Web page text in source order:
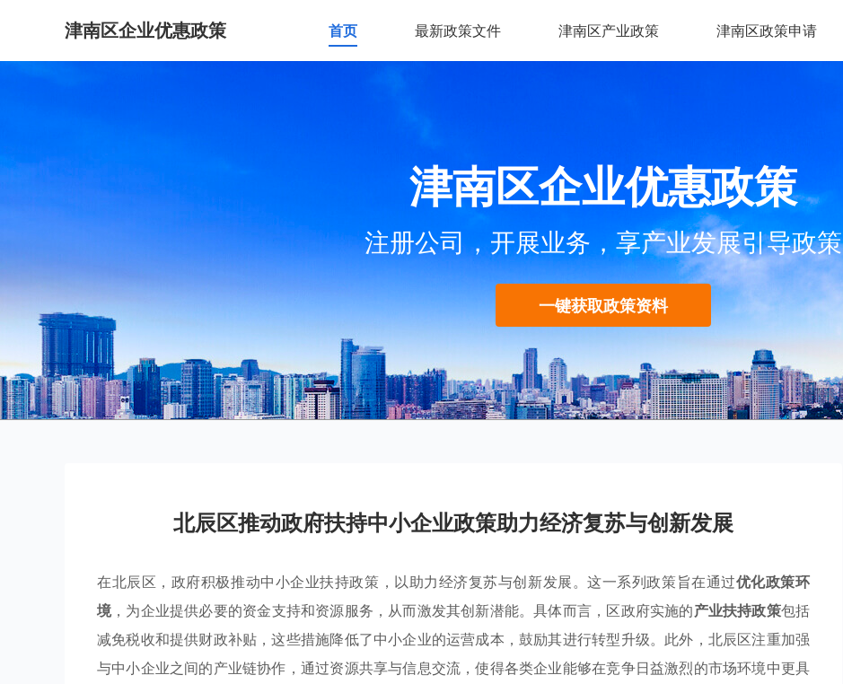
津南区企业优惠政策 首页 最新政策文件 津南区产业政策 津南区政策申请
津南区企业优惠政策
注册公司，开展业务，享产业发展引导政策
一键获取政策资料
北辰区推动政府扶持中小企业政策助力经济复苏与创新发展
在北辰区，政府积极推动中小企业扶持政策，以助力经济复苏与创新发展。这一系列政策旨在通过优化政策环
境，为企业提供必要的资金支持和资源服务，从而激发其创新潜能。具体而言，区政府实施的产业扶持政策包括
减免税收和提供财政补贴，这些措施降低了中小企业的运营成本，鼓励其进行转型升级。此外，北辰区注重加强
与中小企业之间的产业链协作，通过资源共享与信息交流，使得各类企业能够在竞争日益激烈的市场环境中更具